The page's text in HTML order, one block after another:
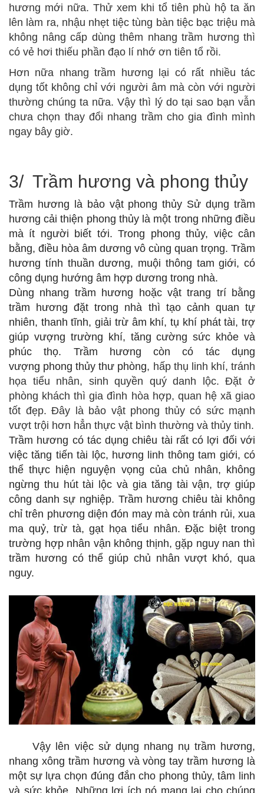
hương mới nữa. Thử xem khi tổ tiên phù hộ ta ăn
lên làm ra, nhậu nhẹt tiệc tùng bàn tiệc bạc triệu mà
không nâng cấp dùng thêm nhang trầm hương thì
có vẻ hơi thiếu phần đạo lí nhớ ơn tiên tổ rồi.
Hơn nữa nhang trầm hương lại có rất nhiều tác
dụng tốt không chỉ với người âm mà còn với người
thường chúng ta nữa. Vậy thì lý do tại sao bạn vẫn
chưa chọn thay đổi nhang trầm cho gia đình mình
ngay bây giờ.
3/ Trầm hương và phong thủy
Trầm hương là bảo vật phong thủy Sử dụng trầm
hương cải thiện phong thủy là một trong những điều
mà ít người biết tới. Trong phong thủy, việc cân
bằng, điều hòa âm dương vô cùng quan trọng. Trầm
hương tính thuần dương, muội thông tam giới, có
công dụng hướng âm hợp dương trong nhà.
Dùng nhang trầm hương hoặc vật trang trí bằng
trầm hương đặt trong nhà thì tạo cảnh quan tự
nhiên, thanh tĩnh, giải trừ âm khí, tụ khí phát tài, trợ
giúp vượng trường khí, tăng cường sức khỏe và
phúc thọ. Trầm hương còn có tác dụng
vượng phong thủy thư phòng, hấp thụ linh khí, tránh
họa tiểu nhân, sinh quyền quý danh lộc. Đặt ở
phòng khách thì gia đình hòa hợp, quan hệ xã giao
tốt đẹp. Đây là bảo vật phong thủy có sức mạnh
vượt trội hơn hẳn thực vật bình thường và thủy tinh.
Trầm hương có tác dụng chiêu tài rất có lợi đối với
việc tăng tiến tài lộc, hương linh thông tam giới, có
thể thực hiện nguyện vọng của chủ nhân, không
ngừng thu hút tài lộc và gia tăng tài vận, trợ giúp
công danh sự nghiệp. Trầm hương chiêu tài không
chỉ trên phương diện đón may mà còn tránh rủi, xua
ma quỷ, trừ tà, gạt họa tiểu nhân. Đặc biệt trong
trường hợp nhân vận không thịnh, gặp nguy nan thì
trầm hương có thể giúp chủ nhân vượt khó, qua
nguy.
Vậy lên việc sử dụng nhang nụ trầm hương,
nhang xông trầm hương và vòng tay trầm hương là
một sự lựa chọn đúng đắn cho phong thủy, tâm linh
và sức khỏe. Những lợi ích nó mang lại cho chúng